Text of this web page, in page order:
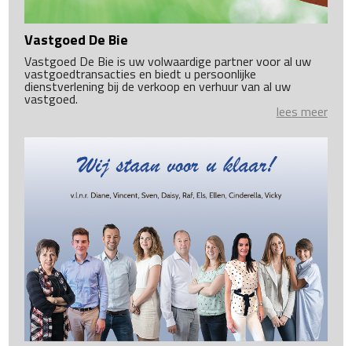
Vastgoed De Bie
Vastgoed De Bie is uw volwaardige partner voor al uw
vastgoedtransacties en biedt u persoonlijke
dienstverlening bij de verkoop en verhuur van al uw
vastgoed.
lees meer